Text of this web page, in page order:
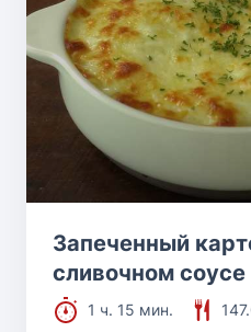
Запеченный
сливочном соусе
1 ч. 15 мин.